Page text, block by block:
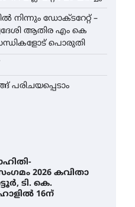
നിന്നും ഡോക്ടറേറ്റ് –
ആതിര എം കെ
പൊരുതി
പരിചയപ്പെടാം
2026 കവിതാ
ടി. കെ.
16ന്